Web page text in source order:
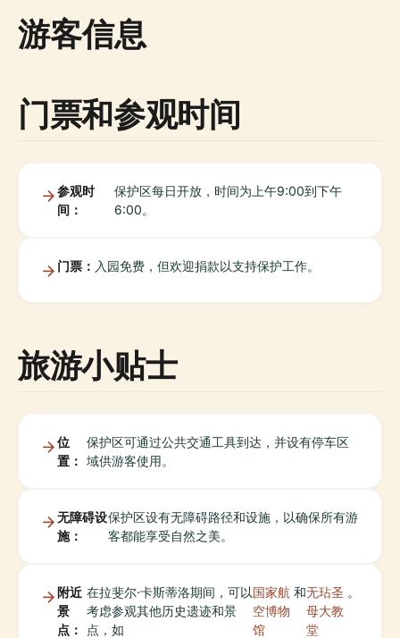
游客信息
门票和参观时间
参观时
间：
保护区每日开放，时间为上午9:00到下午
6:00。
门票： 入园免费，但欢迎捐款以支持保护工作。
旅游小贴士
位
置：
保护区可通过公共交通工具到达，并设有停车区
域供游客使用。
无障碍设
施：
保护区设有无障碍路径和设施，以确保所有游
客都能享受自然之美。
附近
景
点：
在拉斐尔·卡斯蒂洛期间，可以
考虑参观其他历史遗迹和景
点，如
国家航
空博物
馆
和无玷圣
母大教
堂
。